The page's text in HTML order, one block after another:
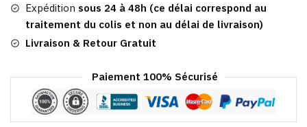
AlexiaExpédition sous 24 à 48h (ce délai correspond au
traitement du colis et non au délai de livraison)
Livraison & Retour Gratuit
Paiement 100% Sécurisé